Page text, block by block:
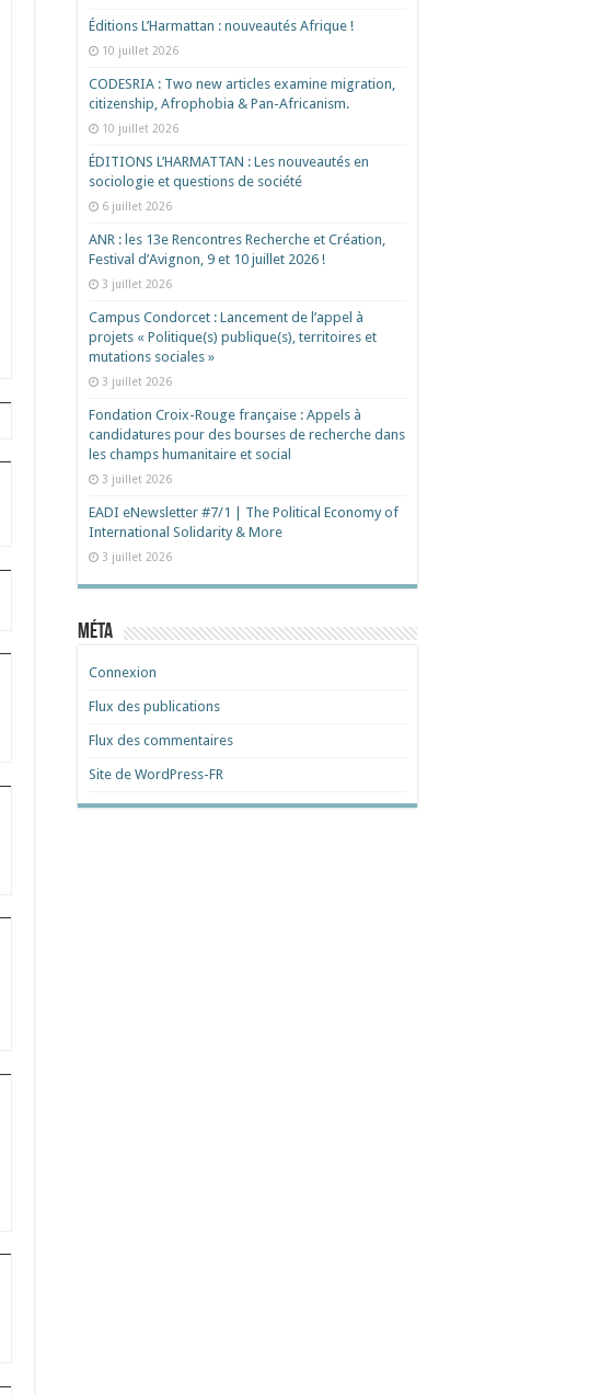
Éditions L’Harmattan : nouveautés Afrique !​
10 juillet 2026
CODESRIA : Two new articles examine migration,
citizenship, Afrophobia & Pan-Africanism.
10 juillet 2026
ÉDITIONS L’HARMATTAN : Les nouveautés en
sociologie et questions de société
6 juillet 2026
ANR : les 13e Rencontres Recherche et Création,
Festival d’Avignon, 9 et 10 juillet 2026 !
3 juillet 2026
Campus Condorcet : Lancement de l’appel à
projets « Politique(s) publique(s), territoires et
mutations sociales »
3 juillet 2026
Fondation Croix-Rouge française : Appels à
candidatures pour des bourses de recherche dans
les champs humanitaire et social
3 juillet 2026
EADI eNewsletter #7/1 | The Political Economy of
International Solidarity & More
3 juillet 2026
Méta
Connexion
Flux des publications
Flux des commentaires
Site de WordPress-FR